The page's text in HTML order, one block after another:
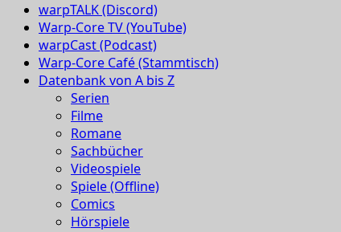
warpTALK (Discord)
Warp-Core TV (YouTube)
warpCast (Podcast)
Warp-Core Café (Stammtisch)
Datenbank von A bis Z
Serien
Filme
Romane
Sachbücher
Videospiele
Spiele (Offline)
Comics
Hörspiele